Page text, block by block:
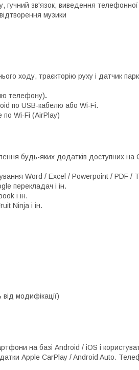
зв'язок, виведення телефонної
музики
ходу, траєкторію руху і датчик
телефону).
по USB-кабелю або Wi-Fi.
по Wi-Fi (AirPlay)
будь-яких додатків доступних
Word / Excel / Powerpoint / PDF /
перекладач і ін.
і ін.
Ninja і ін.
модифікації)
на базі Android / iOS і
Apple CarPlay / Android Auto.